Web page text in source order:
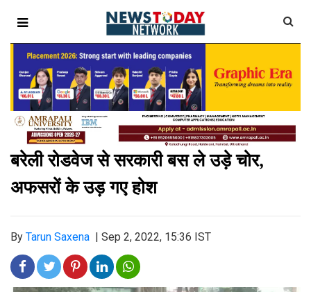
बरेली रोडवेज से सरकारी बस ले उड़े चोर,
अफसरोंके उड़ गए होश
By Tarun Saxena Sep 2, 2022, 15:36 IST